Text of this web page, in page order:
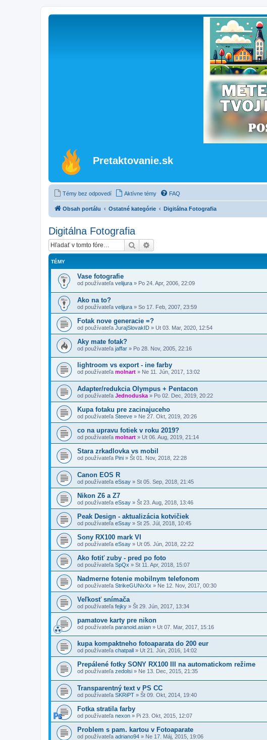
Pretaktovanie.sk
Témy bez odpovedí Aktívne témy FAQ
Obsah portálu Ostatné kategórie Digitálna Fotografia
Digitálna Fotografia
Hľadať
TÉMY
Vase fotografie
od používateľa velijura » Po 24. Apr, 2006, 22:09
Ako na to?
od používateľa velijura » So 17. Feb, 2007, 23:59
Fotak nove generacie =?
od používateľa JurajSlovakID » Ut 03. Mar, 2020, 12:54
Aky mate fotak?
od používateľa jaffar » Po 28. Nov, 2005, 22:16
lightroom vs export - ine farby
od používateľa molnart » Ne 11. Jún, 2017, 13:02
Adapter/redukcia Olympus + Pentacon
od používateľa Jednoduska » Po 02. Dec, 2019, 20:22
Kupa fotaku pre zacinajuceho
od používateľa Steeve » Ne 27. Okt, 2019, 20:26
co na upravu fotiek v roku 2019?
od používateľa molnart » Ut 06. Aug, 2019, 21:14
Stara zrkadlovka vs mobil
od používateľa Pini » Št 01. Nov, 2018, 22:28
Canon EOS R
od používateľa eSsay » St 05. Sep, 2018, 21:45
Nikon Z6 a Z7
od používateľa eSsay » Št 23. Aug, 2018, 13:46
Peak Design - aktualizácia kotvičiek
od používateľa eSsay » St 25. Júl, 2018, 10:45
Sony RX100 mark VI
od používateľa eSsay » Ut 05. Jún, 2018, 22:22
Ako fotiť zuby - pred po foto
od používateľa SpQx » St 11. Apr, 2018, 15:07
Nadmerne fotenie mobilnym telefonom
od používateľa StrikeGUNxXx » Ne 12. Nov, 2017, 00:30
Veľkosť snímača
od používateľa fejky » Št 29. Jún, 2017, 13:34
pamatove karty pre nikon
od používateľa paranoid.asian » Ut 07. Mar, 2017, 15:16
kupa kompaktneho fotoaparata do 200 eur
od používateľa chatpall » Ut 21. Jún, 2016, 14:02
Prepálené fotky SONY RX100 III na automatickom režime
od používateľa zedolsi » Ne 13. Dec, 2015, 21:35
Transparentný text v PS CC
od používateľa SKRiPT » Št 09. Okt, 2014, 19:40
Fotka stratila farby
od používateľa nexon » Pi 23. Okt, 2015, 12:07
Problem s pam. kartou v Fotoaparate
od používateľa adriano94 » Ne 17. Máj, 2015, 19:06